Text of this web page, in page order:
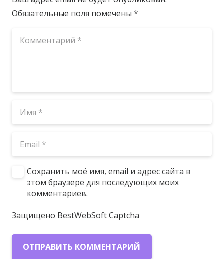
Обязательные поля помечены *
Сохранить моё имя, email и адрес сайта в
этом браузере для последующих моих
комментариев.
Защищено BestWebSoft Captcha
ОТПРАВИТЬ КОММЕНТАРИЙ